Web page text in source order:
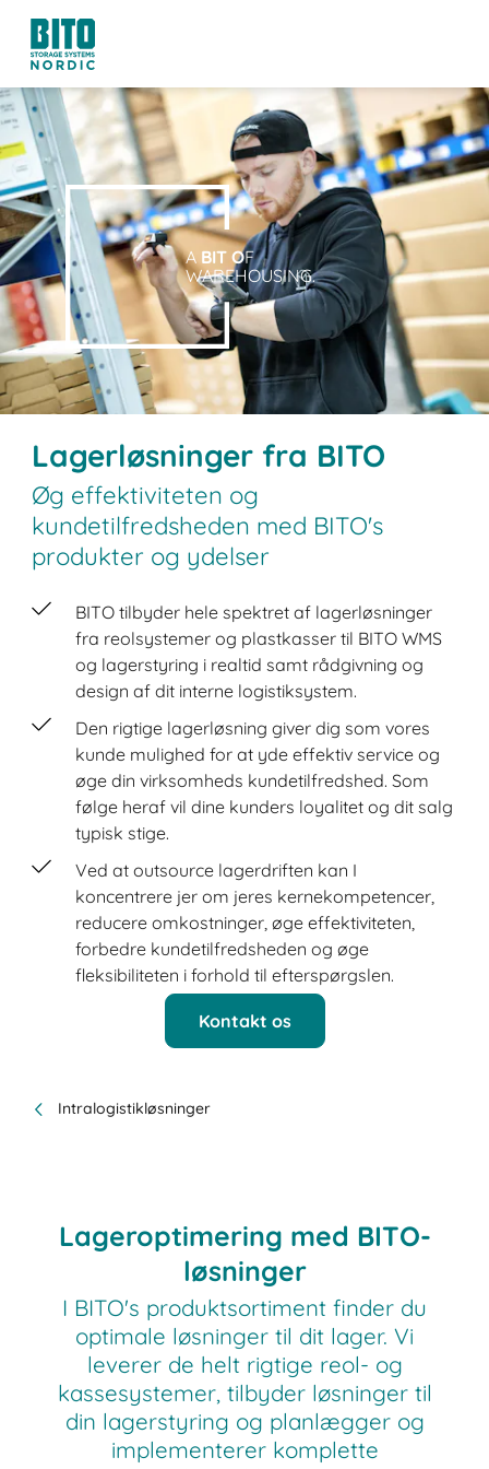
A BIT OF
WAREHOUSING.
Lagerløsninger fra BITO
Øg effektiviteten og
kundetilfredsheden med BITO's
produkter og ydelser
BITO tilbyder hele spektret af lagerløsninger
fra reolsystemer og plastkasser til BITO WMS
og lagerstyring i realtid samt rådgivning og
design af dit interne logistiksystem.
Den rigtige lagerløsning giver dig som vores
kunde mulighed for at yde effektiv service og
øge din virksomheds kundetilfredshed. Som
følge heraf vil dine kunders loyalitet og dit salg
typisk stige.
Ved at outsource lagerdriften kan I
koncentrere jer om jeres kernekompetencer,
reducere omkostninger, øge effektiviteten,
forbedre kundetilfredsheden og øge
fleksibiliteten i forhold til efterspørgslen.
Kontakt os
Intralogistikløsninger
Lageroptimering med BITO-
løsninger
I BITO's produktsortiment finder du
optimale løsninger til dit lager. Vi
leverer de helt rigtige reol- og
kassesystemer, tilbyder løsninger til
din lagerstyring og planlægger og
implementerer komplette